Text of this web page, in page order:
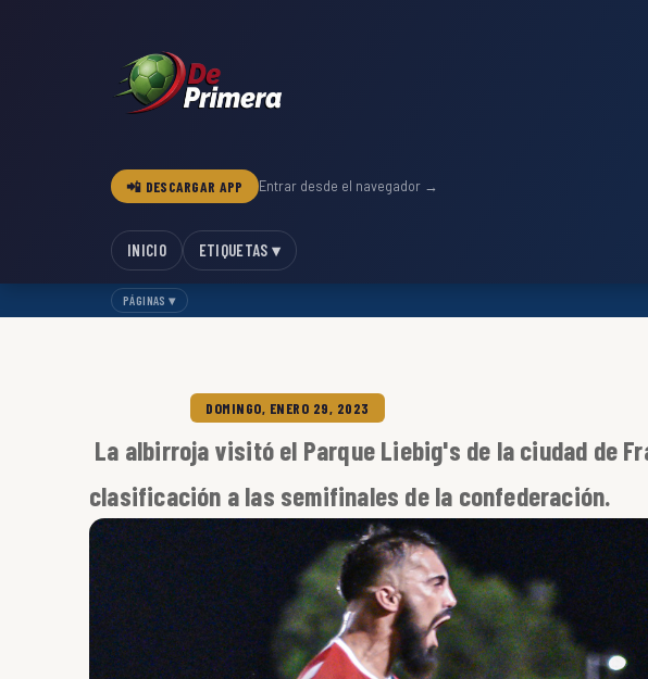
📲 DESCARGAR APP Entrar desde el navegador →
INICIO ETIQUETAS ▾
PÁGINAS ▾
DOMINGO, ENERO 29, 2023
La albirroja visitó el Parque Liebig's de la ciudad de
clasificación a las semifinales de la confederación.